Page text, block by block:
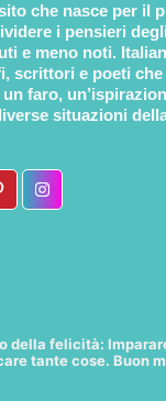
che nasce per il
i pensieri
e meno noti.
scrittori e poeti che
faro,
situazioni
della felicità:
tante cose. Buon